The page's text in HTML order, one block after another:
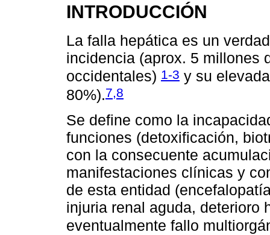
INTRODUCCIÓN
La falla hepática es un
incidencia (aprox. 5 millones
occidentales) 1-3 y su
80%).7,8
Se define como la
funciones (detoxificación,
con la consecuente
manifestaciones clínicas y
de esta entidad
injuria renal aguda, deterioro
eventualmente fallo